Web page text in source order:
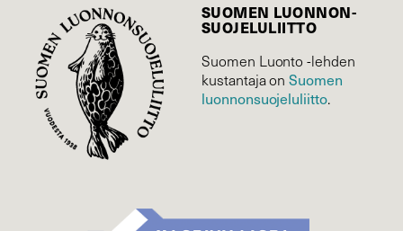
SUOMEN LUONNON­
SUOJELU­LIITTO
Suomen Luonto -lehden
kustantaja onSuomen
luonnonsuojelu­liitto.